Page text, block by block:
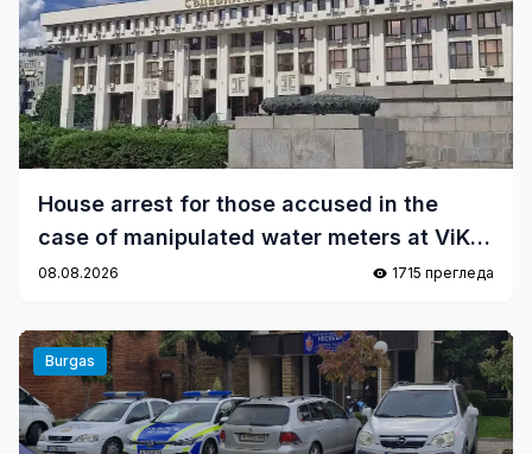
House arrest for those accused in the
case of manipulated water meters at ViK-
Burgas
08.08.2026 1715 прегледа
Burgas